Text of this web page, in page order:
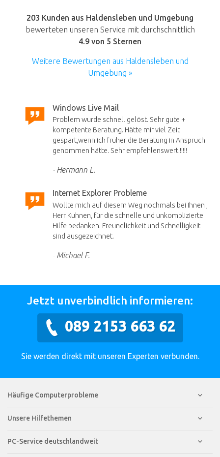
203 Kunden aus Haldensleben und Umgebung
bewerteten unseren Service mit durchschnittlich
4.9 von 5 Sternen
Weitere Bewertungen aus Haldensleben und
Umgebung »
Windows Live Mail
Problem wurde schnell gelöst. Sehr gute +
kompetente Beratung. Hätte mir viel Zeit
gespart,wenn ich früher die Beratung in Anspruch
genommen hätte. Sehr empfehlenswert !!!!!
Hermann L.
Internet Explorer Probleme
Wollte mich auf diesem Weg nochmals bei Ihnen ,
Herr Kuhnen, für die schnelle und unkomplizierte
Hilfe bedanken. Freundlichkeit und Schnelligkeit
sind ausgezeichnet.
Michael F.
Jetzt unverbindlich informieren:
089 2153 663 62
Sie werden direkt mit unseren Experten verbunden.
Häufige Computerprobleme
Unsere Hilfethemen
PC-Service deutschlandweit